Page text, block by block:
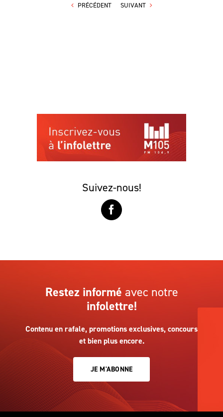
PRÉCÉDENT SUIVANT
Suivez-nous!
Restez informé avec notre
infolettre!
Contenu en rafale, promotions exclusives, concours
et bien plus encore.
JE M'ABONNE